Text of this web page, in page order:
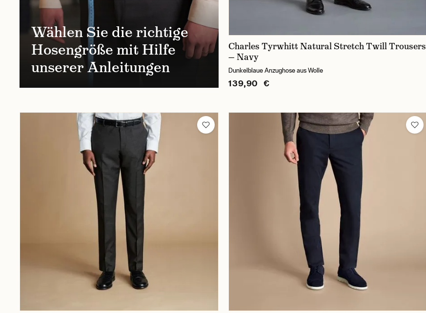
Wählen Sie die richtige
Hosengröße mit Hilfe
unserer Anleitungen
Charles Tyrwhitt Natural Stretch Twill Trousers
— Navy
Dunkelblaue Anzughose aus Wolle
139,90 €